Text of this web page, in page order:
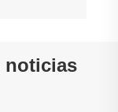
noticias